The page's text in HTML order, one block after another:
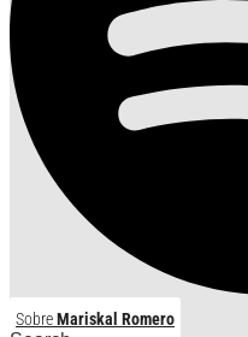
SobreMariskal Romero